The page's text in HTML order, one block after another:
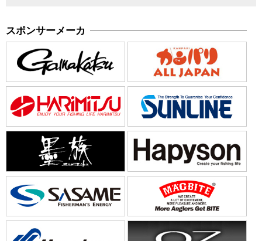
スポンサーメーカ